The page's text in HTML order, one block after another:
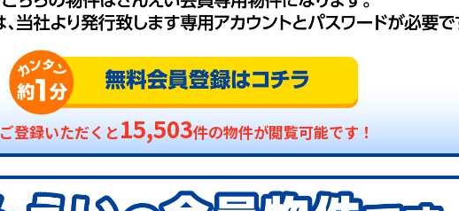
ご登録いただくと15,503件の物件が閲覧可能です！